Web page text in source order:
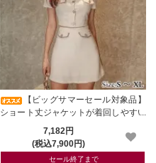
【ビッグサマーセール対象品】
ショート丈ジャケットが着回しやすい
セットアップ(キャバドレス・CABAR
ETDRESS)
7,182円
(税込7,900円)